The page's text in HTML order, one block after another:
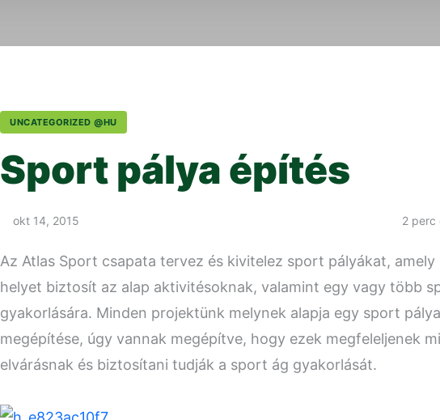
UNCATEGORIZED @HU
Sport pálya építés
okt 14, 2015 2 perc
Az Atlas Sport csapata tervez és kivitelez sport pályákat, amely
helyet biztosít az alap aktivitésoknak, valamint egy vagy több
gyakorlására. Minden projektünk melynek alapja egy sport pálya
megépítése, úgy vannak megépítve, hogy ezek megfeleljenek
elvárásnak és biztosítani tudják a sport ág gyakorlását.